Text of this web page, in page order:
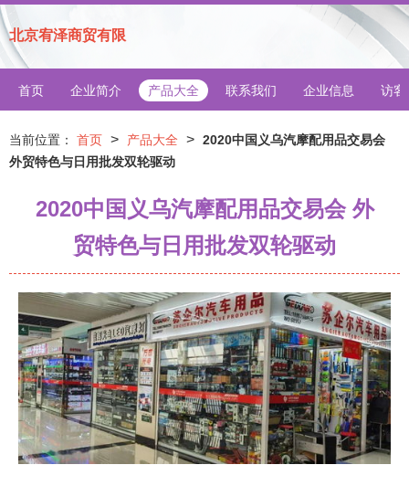
北京宥泽商贸有限
首页 企业简介 产品大全 联系我们 企业信息 访客
当前位置： 首页 > 产品大全 > 2020中国义乌汽摩配用品交易会
外贸特色与日用批发双轮驱动
2020中国义乌汽摩配用品交易会 外
贸特色与日用批发双轮驱动